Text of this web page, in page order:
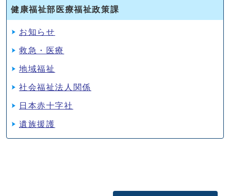
健康福祉部医療福祉政策課
お知らせ
救急・医療
地域福祉
社会福祉法人関係
日本赤十字社
遺族援護